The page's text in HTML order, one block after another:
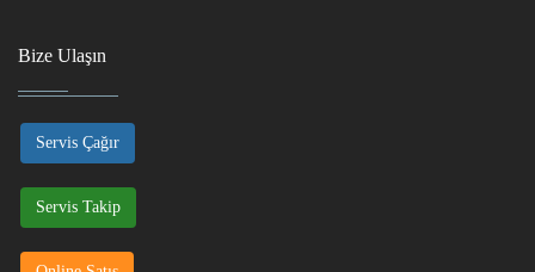
Bize Ulaşın
Servis Çağır
Servis Takip